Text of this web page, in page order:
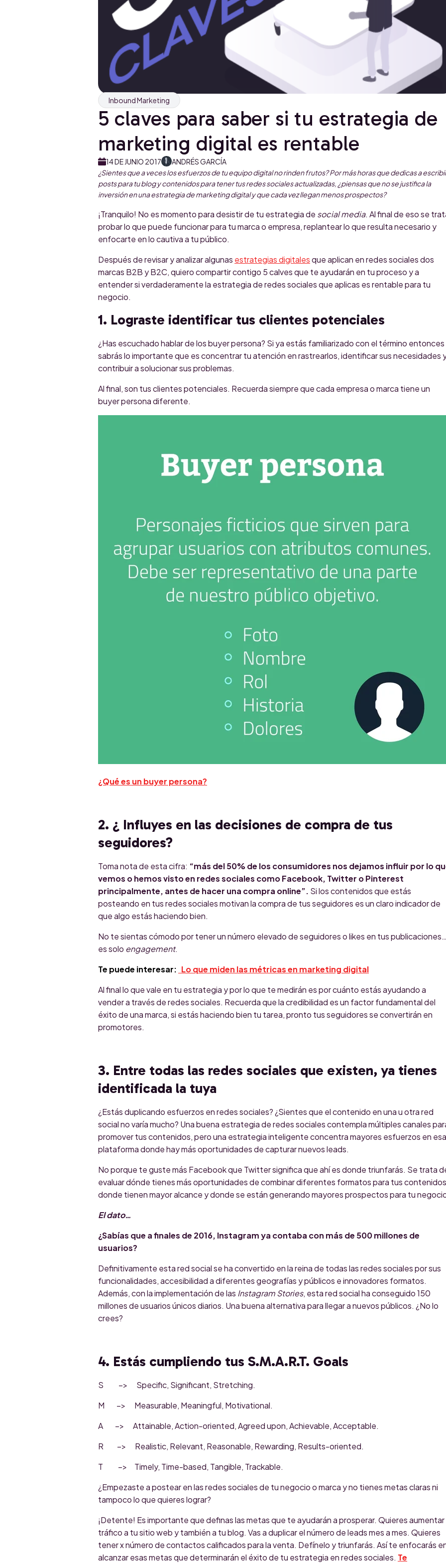
Inbound Marketing
5 claves para saber si tu estrategia de
marketing digital es rentable
14 DE JUNIO 2017
ANDRÉS GARCÍA
¿Sientes que a veces los esfuerzos de tu equipo digital no rinden frutos? Por más horas que dedicas a
posts para tu blog y contenidos para tener tus redes sociales actualizadas, ¿piensas que no se justifica la
inversión en una estrategia de marketing digital y que cada vez llegan menos prospectos?
¡Tranquilo! No es momento para desistir de tu estrategia de social media. Al final de eso se
probar lo que puede funcionar para tu marca o empresa, replantear lo que resulta necesario y
enfocarte en lo cautiva a tu público.
Después de revisar y analizar algunas estrategias digitalesque aplican en redes sociales dos
marcas B2B y B2C, quiero compartir contigo 5 calves que te ayudarán en tu proceso y a
entender si verdaderamente la estrategia de redes sociales que aplicas es rentable para tu
negocio.
1. Lograste identificar tus clientes potenciales
¿Has escuchado hablar de los buyer persona? Si ya estás familiarizado con el término entonces
sabrás lo importante que es concentrar tu atención en rastrearlos, identificar sus necesidades
contribuir a solucionar sus problemas.
Al final, son tus clientes potenciales. Recuerda siempre que cada empresa o marca tiene un
buyer persona diferente.
¿Qué es un buyer persona?
2. ¿ Influyes en las decisiones de compra de tus
seguidores?
Toma nota de esta cifra: “más del 50% de los consumidores nos dejamos influir por lo
vemos o hemos visto en redes sociales como Facebook, Twitter o Pinterest
principalmente, antes de hacer una compra online”. Si los contenidos que estás
posteando en tus redes sociales motivan la compra de tus seguidores es un claro indicador de
que algo estás haciendo bien.
No te sientas cómodo por tener un número elevado de seguidores o likes en tus
es solo engagement.
Te puede interesar: Lo que miden las métricas en marketing digital
Al final lo que vale en tu estrategia y por lo que te medirán es por cuánto estás ayudando a
vender a través de redes sociales. Recuerda que la credibilidad es un factor fundamental del
éxito de una marca, si estás haciendo bien tu tarea, pronto tus seguidores se convertirán en
promotores.
3. Entre todas las redes sociales que existen, ya tienes
identificada la tuya
¿Estás duplicando esfuerzos en redes sociales? ¿Sientes que el contenido en una u otra red
social no varía mucho? Una buena estrategia de redes sociales contempla múltiples canales
promover tus contenidos, pero una estrategia inteligente concentra mayores esfuerzos en esa
plataforma donde hay más oportunidades de capturar nuevos leads.
No porque te guste más Facebook que Twitter significa que ahí es donde triunfarás. Se trata
evaluar dónde tienes más oportunidades de combinar diferentes formatos para tus
donde tienen mayor alcance y donde se están generando mayores prospectos para tu
El dato…
¿Sabías que a finales de 2016, Instagram ya contaba con más de 500 millones de
usuarios?
Definitivamente esta red social se ha convertido en la reina de todas las redes sociales por sus
funcionalidades, accesibilidad a diferentes geografías y públicos e innovadores formatos.
Además, con la implementación de las Instagram Stories, esta red social ha conseguido 150
millones de usuarios únicos diarios. Una buena alternativa para llegar a nuevos públicos. ¿No lo
crees?
4. Estás cumpliendo tus S.M.A.R.T. Goals
S –> Specific, Significant, Stretching.
M –> Measurable, Meaningful, Motivational.
A –> Attainable, Action-oriented, Agreed upon, Achievable, Acceptable.
R –> Realistic, Relevant, Reasonable, Rewarding, Results-oriented.
T –> Timely, Time-based, Tangible, Trackable.
¿Empezaste a postear en las redes sociales de tu negocio o marca y no tienes metas claras ni
tampoco lo que quieres lograr?
¡Detente! Es importante que definas las metas que te ayudarán a prosperar. Quieres aumentar
tráfico a tu sitio web y también a tu blog. Vas a duplicar el número de leads mes a mes. Quieres
tener x número de contactos calificados para la venta. Defínelo y triunfarás. Así te enfocarás
alcanzar esas metas que determinarán el éxito de tu estrategia en redes sociales. Te